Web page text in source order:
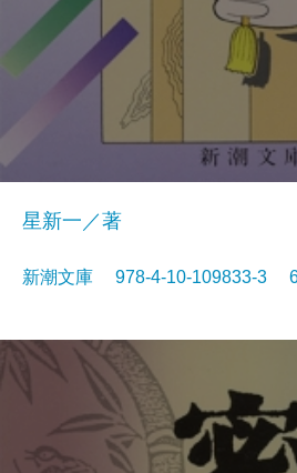
星新一／著
新潮文庫 978-4-10-109833-3